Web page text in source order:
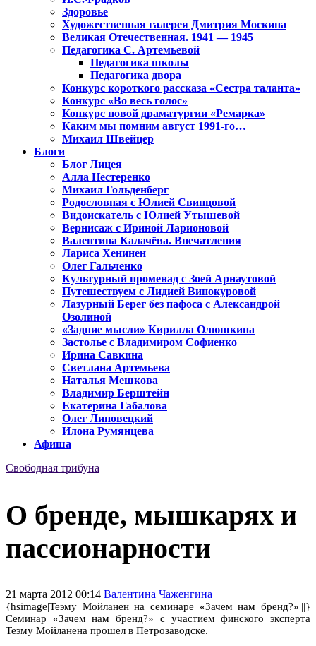
Здоровье
Художественная галерея Дмитрия Москина
Великая Отечественная. 1941 — 1945
Педагогика С. Артемьевой
Педагогика школы
Педагогика двора
Конкурс короткого рассказа «Сестра таланта»
Конкурс «Во весь голос»
Конкурс новой драматургии «Ремарка»
Каким мы помним август 1991-го…
Михаил Швейцер
Блоги
Блог Лицея
Алла Нестеренко
Михаил Гольденберг
Родословная с Юлией Свинцовой
Видоискатель с Юлией Утышевой
Вернисаж с Ириной Ларионовой
Валентина Калачёва. Впечатления
Лариса Хенинен
Олег Гальченко
Культурный променад с Зоей Арнаутовой
Путешествуем с Лидией Винокуровой
Лазурный Берег без пафоса с Александрой
Озолиной
«Задние мысли» Кирилла Олюшкина
Застолье с Владимиром Софиенко
Ирина Савкина
Светлана Артемьева
Наталья Мешкова
Владимир Берштейн
Екатерина Габалова
Олег Липовецкий
Илона Румянцева
Афиша
Свободная трибуна
О бренде, мышкарях и
пассионарности
21 марта 2012 00:14 Валентина Чаженгина
{hsimage|Теэму Мойланен на семинаре «Зачем нам бренд?»|||}
Семинар «Зачем нам бренд?» с участием финского эксперта
Теэму Мойланена прошел в Петрозаводске.